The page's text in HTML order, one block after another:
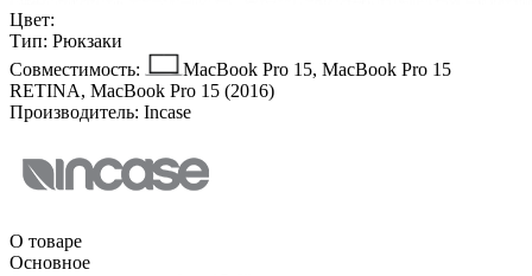
Цвет:
Тип: Рюкзаки
Совместимость:
MacBook Pro 15, MacBook Pro 15
RETINA, MacBook Pro 15 (2016)
Производитель: Incase
О товаре
Основное